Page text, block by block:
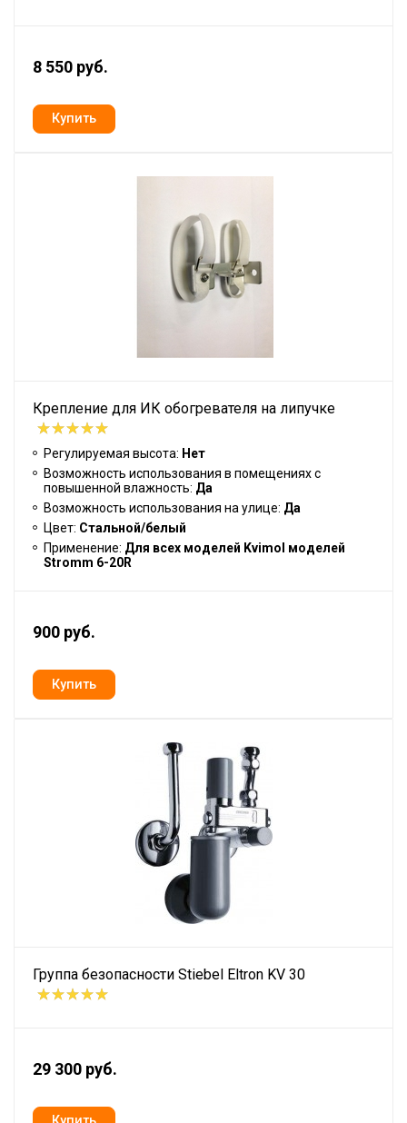
8 550 руб.
Крепление для ИК обогревателя на липучке
Регулируемая высота: Нет
Возможность использования в помещениях с
повышенной влажность: Да
Возможность использования на улице: Да
Цвет: Стальной/белый
Применение: Для всех моделей Kvimol моделей
Stromm 6-20R
900 руб.
Группа безопасности Stiebel Eltron KV 30
29 300 руб.